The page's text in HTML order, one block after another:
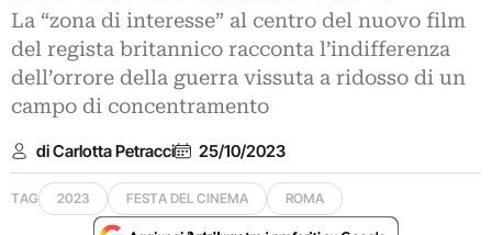
La “zona di interesse” al centro del nuovo film
del regista britannico racconta l’indifferenza
dell’orrore della guerra vissuta a ridosso di un
campo di concentramento
di Carlotta Petracci 25/10/2023
TAG 2023 FESTA DEL CINEMA ROMA